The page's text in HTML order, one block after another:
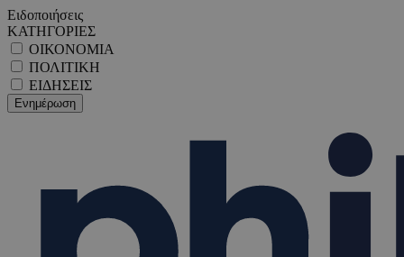
Ειδοποιήσεις
ΚΑΤΗΓΟΡΙΕΣ
ΟΙΚΟΝΟΜΙΑ
ΠΟΛΙΤΙΚΗ
ΕΙΔΗΣΕΙΣ